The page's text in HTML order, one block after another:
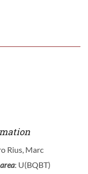
Rius, Marc
: U(BQBT)